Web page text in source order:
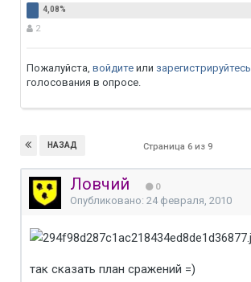
2
Пожалуйста, войдите или зарегистрируйтесь
голосования в опросе.
НАЗАД Страница 6 из 9
Ловчий 0
Опубликовано: 24 февраля, 2010
так сказать план сражений =)